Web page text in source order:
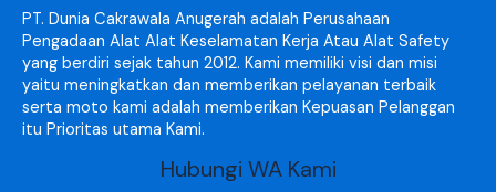
PT. Dunia Cakrawala Anugerah adalah Perusahaan
Pengadaan Alat Alat Keselamatan Kerja Atau Alat Safety
yang berdiri sejak tahun 2012. Kami memiliki visi dan misi
yaitu meningkatkan dan memberikan pelayanan terbaik
serta moto kami adalah memberikan Kepuasan Pelanggan
itu Prioritas utama Kami.
Hubungi WA Kami